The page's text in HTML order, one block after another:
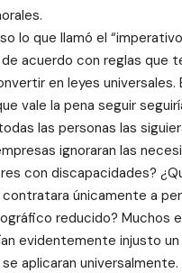
lo que llamó el
acuerdo con reglas que
en leyes universales.
vale la pena seguir
las personas las
ignoraran las
con discapacidades?
únicamente a
reducido? Muchos
evidentemente injusto un
aplicaran universalmente.